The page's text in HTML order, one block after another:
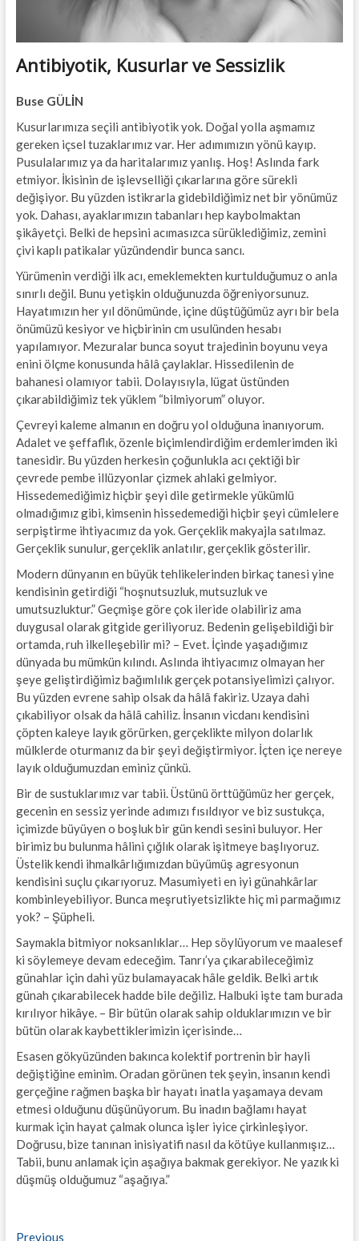
Antibiyotik, Kusurlar ve Sessizlik
Buse GÜLİN
Kusurlarımıza seçili antibiyotik yok. Doğal yolla aşmamız
gereken içsel tuzaklarımız var. Her adımımızın yönü kayıp.
Pusulalarımız ya da haritalarımız yanlış. Hoş! Aslında fark
etmiyor. İkisinin de işlevselliği çıkarlarına göre sürekli
değişiyor. Bu yüzden istikrarla gidebildiğimiz net bir yönümüz
yok. Dahası, ayaklarımızın tabanları hep kaybolmaktan
şikâyetçi. Belki de hepsini acımasızca sürüklediğimiz, zemini
çivi kaplı patikalar yüzündendir bunca sancı.
Yürümenin verdiği ilk acı, emeklemekten kurtulduğumuz o anla
sınırlı değil. Bunu yetişkin olduğunuzda öğreniyorsunuz.
Hayatımızın her yıl dönümünde, içine düştüğümüz ayrı bir bela
önümüzü kesiyor ve hiçbirinin cm usulünden hesabı
yapılamıyor. Mezuralar bunca soyut trajedinin boyunu veya
enini ölçme konusunda hâlâ çaylaklar. Hissedilenin de
bahanesi olamıyor tabii. Dolayısıyla, lügat üstünden
çıkarabildiğimiz tek yüklem “bilmiyorum” oluyor.
Çevreyi kaleme almanın en doğru yol olduğuna inanıyorum.
Adalet ve şeffaflık, özenle biçimlendirdiğim erdemlerimden iki
tanesidir. Bu yüzden herkesin çoğunlukla acı çektiği bir
çevrede pembe illüzyonlar çizmek ahlaki gelmiyor.
Hissedemediğimiz hiçbir şeyi dile getirmekle yükümlü
olmadığımız gibi, kimsenin hissedemediği hiçbir şeyi cümlelere
serpiştirme ihtiyacımız da yok. Gerçeklik makyajla satılmaz.
Gerçeklik sunulur, gerçeklik anlatılır, gerçeklik gösterilir.
Modern dünyanın en büyük tehlikelerinden birkaç tanesi yine
kendisinin getirdiği “hoşnutsuzluk, mutsuzluk ve
umutsuzluktur.” Geçmişe göre çok ileride olabiliriz ama
duygusal olarak gitgide geriliyoruz. Bedenin gelişebildiği bir
ortamda, ruh ilkelleşebilir mi? – Evet. İçinde yaşadığımız
dünyada bu mümkün kılındı. Aslında ihtiyacımız olmayan her
şeye geliştirdiğimiz bağımlılık gerçek potansiyelimizi çalıyor.
Bu yüzden evrene sahip olsak da hâlâ fakiriz. Uzaya dahi
çıkabiliyor olsak da hâlâ cahiliz. İnsanın vicdanı kendisini
çöpten kaleye layık görürken, gerçeklikte milyon dolarlık
mülklerde oturmanız da bir şeyi değiştirmiyor. İçten içe nereye
layık olduğumuzdan eminiz çünkü.
Bir de sustuklarımız var tabii. Üstünü örttüğümüz her gerçek,
gecenin en sessiz yerinde adımızı fısıldıyor ve biz sustukça,
içimizde büyüyen o boşluk bir gün kendi sesini buluyor. Her
birimiz bu bulunma hâlini çığlık olarak işitmeye başlıyoruz.
Üstelik kendi ihmalkârlığımızdan büyümüş agresyonun
kendisini suçlu çıkarıyoruz. Masumiyeti en iyi günahkârlar
kombinleyebiliyor. Bunca meşrutiyetsizlikte hiç mi parmağımız
yok? – Şüpheli.
Saymakla bitmiyor noksanlıklar… Hep söylüyorum ve maalesef
ki söylemeye devam edeceğim. Tanrı’ya çıkarabileceğimiz
günahlar için dahi yüz bulamayacak hâle geldik. Belki artık
günah çıkarabilecek hadde bile değiliz. Halbuki işte tam burada
kırılıyor hikâye. – Bir bütün olarak sahip olduklarımızın ve bir
bütün olarak kaybettiklerimizin içerisinde…
Esasen gökyüzünden bakınca kolektif portrenin bir hayli
değiştiğine eminim. Oradan görünen tek şeyin, insanın kendi
gerçeğine rağmen başka bir hayatı inatla yaşamaya devam
etmesi olduğunu düşünüyorum. Bu inadın bağlamı hayat
kurmak için hayat çalmak olunca işler iyice çirkinleşiyor.
Doğrusu, bize tanınan inisiyatifi nasıl da kötüye kullanmışız…
Tabii, bunu anlamak için aşağıya bakmak gerekiyor. Ne yazık ki
düşmüş olduğumuz “aşağıya.”
PreviousPrevious